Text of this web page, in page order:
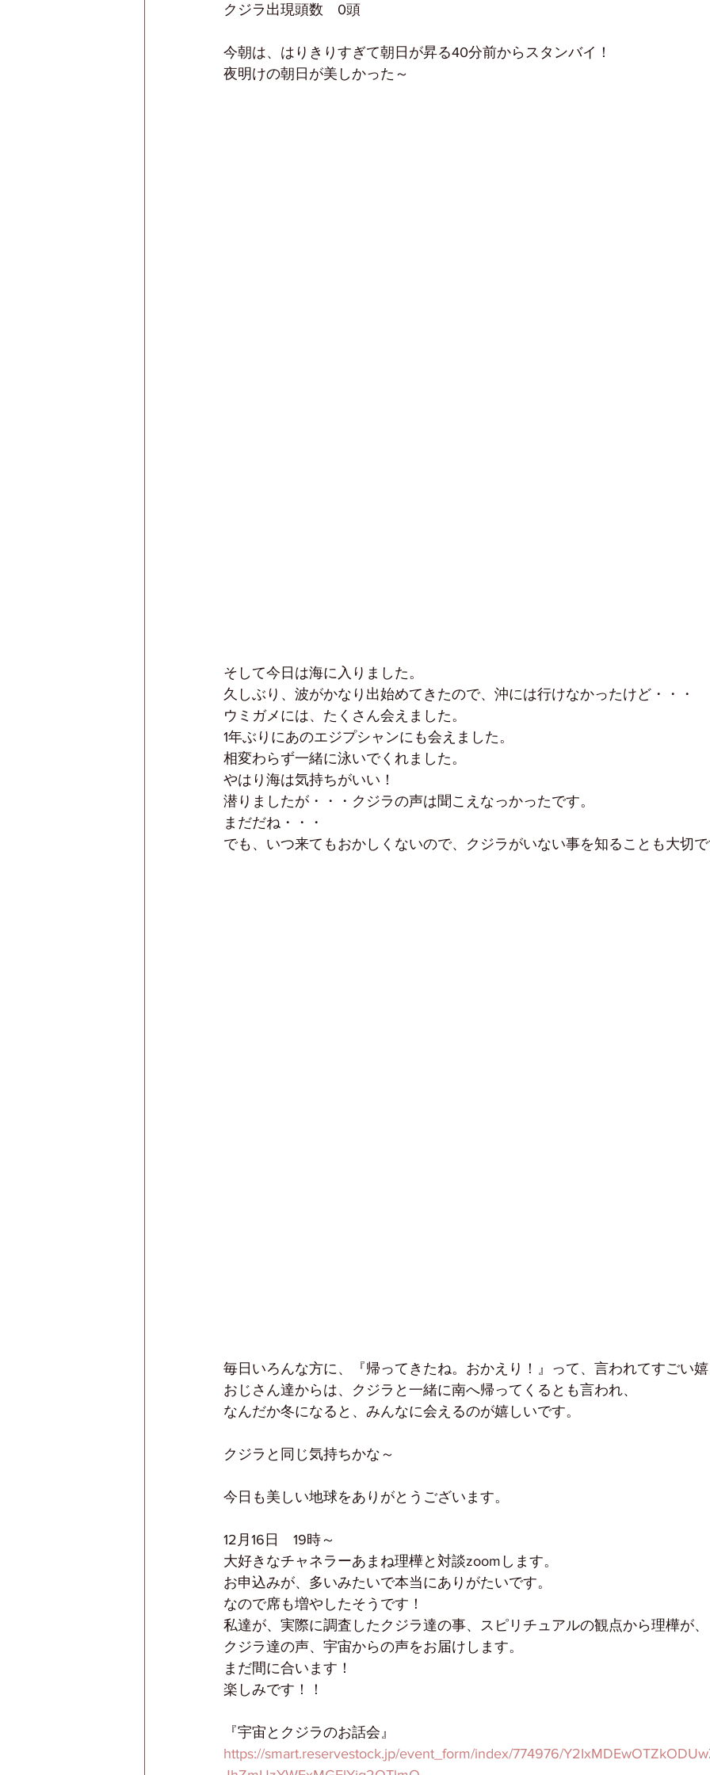
クジラ出現頭数　0頭
今朝は、はりきりすぎて朝日が昇る40分前からスタンバイ！
夜明けの朝日が美しかった～
そして今日は海に入りました。
久しぶり、波がかなり出始めてきたので、沖には行けなかったけど・・・
ウミガメには、たくさん会えました。
1年ぶりにあのエジプシャンにも会えました。
相変わらず一緒に泳いでくれました。
やはり海は気持ちがいい！
潜りましたが・・・クジラの声は聞こえなっかったです。
まだだね・・・
でも、いつ来てもおかしくないので、クジラがいない事を知ることも大切
毎日いろんな方に、『帰ってきたね。おかえり！』って、言われてすごい
おじさん達からは、クジラと一緒に南へ帰ってくるとも言われ、
なんだか冬になると、みんなに会えるのが嬉しいです。
クジラと同じ気持ちかな～
今日も美しい地球をありがとうございます。
12月16日　19時～
大好きなチャネラーあまね理樺と対談zoomします。
お申込みが、多いみたいで本当にありがたいです。
なので席も増やしたそうです！
私達が、実際に調査したクジラ達の事、スピリチュアルの観点から理樺が、
クジラ達の声、宇宙からの声をお届けします。
まだ間に合います！
楽しみです！！
『宇宙とクジラのお話会』
https://smart.reservestock.jp/event_form/index/774976/